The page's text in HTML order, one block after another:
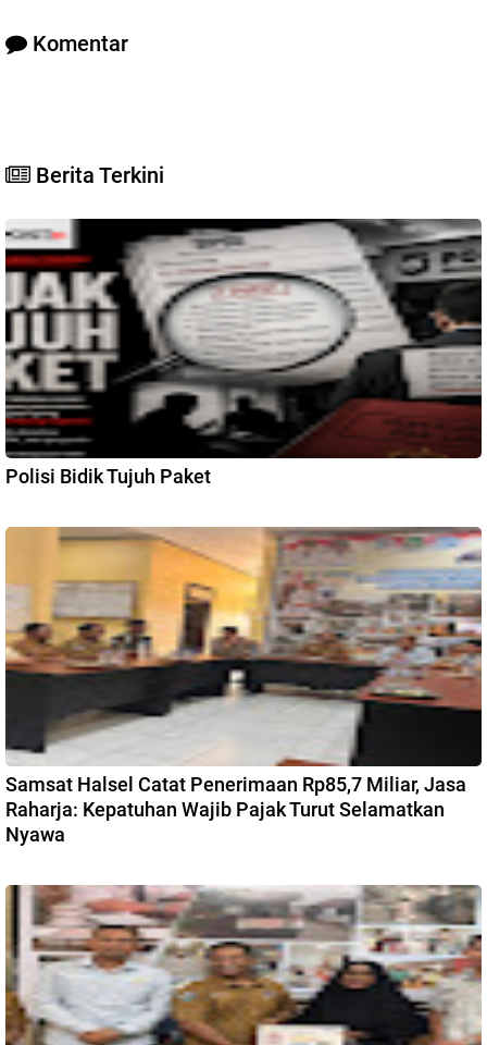
Komentar
Berita Terkini
Polisi Bidik Tujuh Paket
Samsat Halsel Catat Penerimaan Rp85,7 Miliar, Jasa
Raharja: Kepatuhan Wajib Pajak Turut Selamatkan
Nyawa